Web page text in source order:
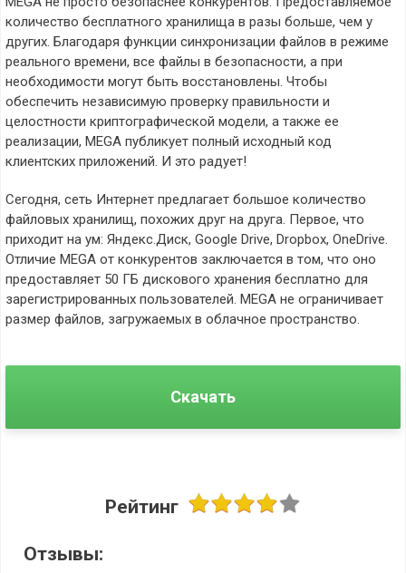
количество бесплатного хранилища в разы больше, чем у
других. Благодаря функции синхронизации файлов в режиме
реального времени, все файлы в безопасности, а при
необходимости могут быть восстановлены. Чтобы
обеспечить независимую проверку правильности и
целостности криптографической модели, а также ее
реализации, MEGA публикует полный исходный код
клиентских приложений. И это радует!
Сегодня, сеть Интернет предлагает большое количество
файловых хранилищ, похожих друг на друга. Первое, что
приходит на ум: Яндекс.Диск, Google Drive, Dropbox, OneDrive.
Отличие MEGA от конкурентов заключается в том, что оно
предоставляет 50 ГБ дискового хранения бесплатно для
зарегистрированных пользователей. MEGA не ограничивает
размер файлов, загружаемых в облачное пространство.
Скачать
Рейтинг
Отзывы: